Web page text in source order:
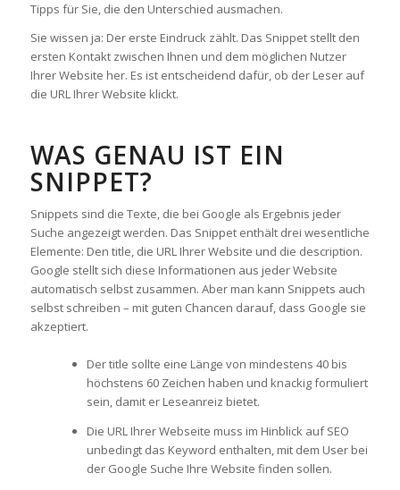
Tipps für Sie, die den Unterschied ausmachen.
Sie wissen ja: Der erste Eindruck zählt. Das Snippet stellt den
ersten Kontakt zwischen Ihnen und dem möglichen Nutzer
Ihrer Website her. Es ist entscheidend dafür, ob der Leser auf
die URL Ihrer Website klickt.
WAS GENAU IST EIN
SNIPPET?
Snippets sind die Texte, die bei Google als Ergebnis jeder
Suche angezeigt werden. Das Snippet enthält drei wesentliche
Elemente: Den title, die URL Ihrer Website und die description.
Google stellt sich diese Informationen aus jeder Website
automatisch selbst zusammen. Aber man kann Snippets auch
selbst schreiben – mit guten Chancen darauf, dass Google sie
akzeptiert.
Der title sollte eine Länge von mindestens 40 bis
höchstens 60 Zeichen haben und knackig formuliert
sein, damit er Leseanreiz bietet.
Die URL Ihrer Webseite muss im Hinblick auf SEO
unbedingt das Keyword enthalten, mit dem User bei
der Google Suche Ihre Website finden sollen.